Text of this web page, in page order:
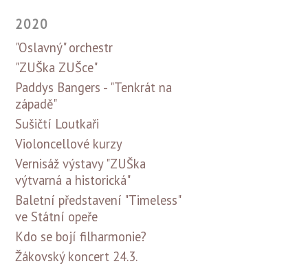
2020
"Oslavný" orchestr
"ZUŠka ZUŠce"
Paddys Bangers - "Tenkrát na
západě"
Sušičtí Loutkaři
Violoncellové kurzy
Vernisáž výstavy "ZUŠka
výtvarná a historická"
Baletní představení "Timeless"
ve Státní opeře
Kdo se bojí filharmonie?
Žákovský koncert 24.3.